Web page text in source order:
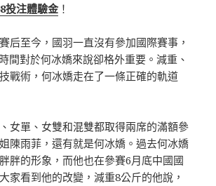
投注體驗金！
后至今，國羽一直沒有參加國際賽事，
間對於何冰嬌來說卻格外重要。減重、
戰術，何冰嬌走在了一條正確的軌道
女單、女雙和混雙都取得兩席的滿額參
陳雨菲，還有就是何冰嬌。過去何冰嬌
胖的形象，而他也在參賽6月底中國國
家看到他的改變，減重8公斤的他說，